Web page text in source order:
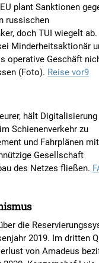
plant Sanktionen
russischen
doch TUI wiegelt ab.
Minderheitsaktionär
operative Geschäft
(Foto). Reise vor9
hält
Schienenverkehr zu
und Fahrplänen
Gesellschaft
des Netzes fließen.
die
2019. Im dritten
von Amadeus